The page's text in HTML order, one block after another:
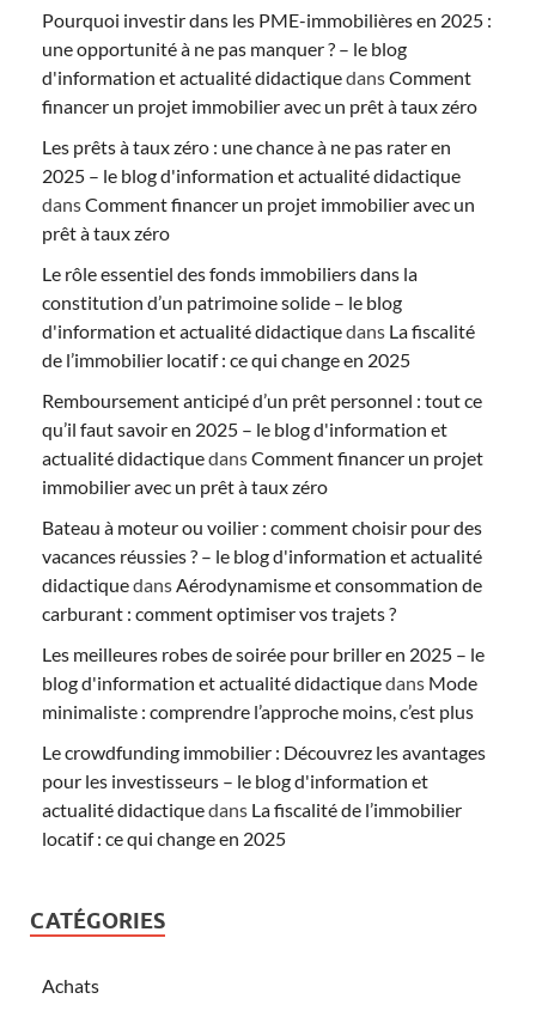
Pourquoi investir dans les PME-immobilières en 2025 :
une opportunité à ne pas manquer ? – le blog
d'information et actualité didactiquedansComment
financer un projet immobilier avec un prêt à taux zéro
Les prêts à taux zéro : une chance à ne pas rater en
2025 – le blog d'information et actualité didactique
dansComment financer un projet immobilier avec un
prêt à taux zéro
Le rôle essentiel des fonds immobiliers dans la
constitution d’un patrimoine solide – le blog
d'information et actualité didactiquedans La fiscalité
de l’immobilier locatif : ce qui change en 2025
Remboursement anticipé d’un prêt personnel : tout ce
qu’il faut savoir en 2025 – le blog d'information et
actualité didactiquedansComment financer un projet
immobilier avec un prêt à taux zéro
Bateau à moteur ou voilier : comment choisir pour des
vacances réussies ? – le blog d'information et actualité
didactiquedans Aérodynamisme et consommation de
carburant : comment optimiser vos trajets ?
Les meilleures robes de soirée pour briller en 2025 – le
blog d'information et actualité didactiquedans Mode
minimaliste : comprendre l’approche moins, c’est plus
Le crowdfunding immobilier : Découvrez les avantages
pour les investisseurs – le blog d'information et
actualité didactiquedans La fiscalité de l’immobilier
locatif : ce qui change en 2025
CATÉGORIES
Achats